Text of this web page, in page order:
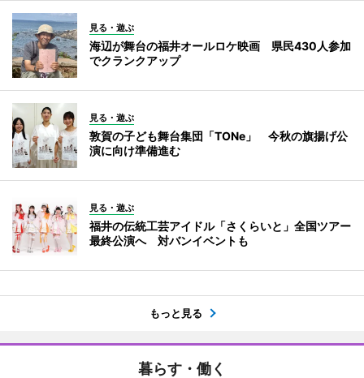
見る・遊ぶ
海辺が舞台の福井オールロケ映画 県民430人参加
でクランクアップ
見る・遊ぶ
敦賀の子ども舞台集団「TONe」 今秋の旗揚げ公
演に向け準備進む
見る・遊ぶ
福井の伝統工芸アイドル「さくらいと」全国ツアー
最終公演へ 対バンイベントも
もっと見る
暮らす・働く